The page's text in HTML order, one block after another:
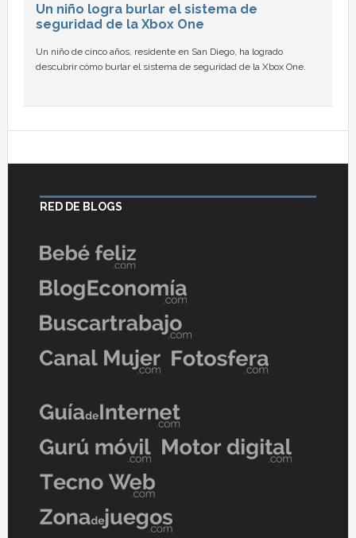
Un niño logra burlar el sistema de
seguridad de la Xbox One
Un niño de cinco años, residente en San Diego, ha logrado
descubrir cómo burlar el sistema de seguridad de la Xbox One.
RED DE BLOGS